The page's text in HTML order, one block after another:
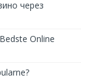
через
Online